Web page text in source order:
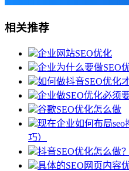
相关推荐
企业网站SEO优化
企业为什么要做SEO优
如何做抖音SEO优化
企业做SEO优化必须
谷歌SEO优化怎么做
现在企业如何布局
巧）
抖音SEO优化怎么做？
具体的SEO网页内容